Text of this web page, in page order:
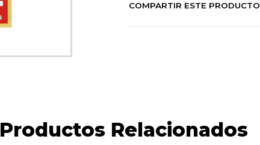
COMPARTIR ESTE PRODUCTO
Productos Relacionados